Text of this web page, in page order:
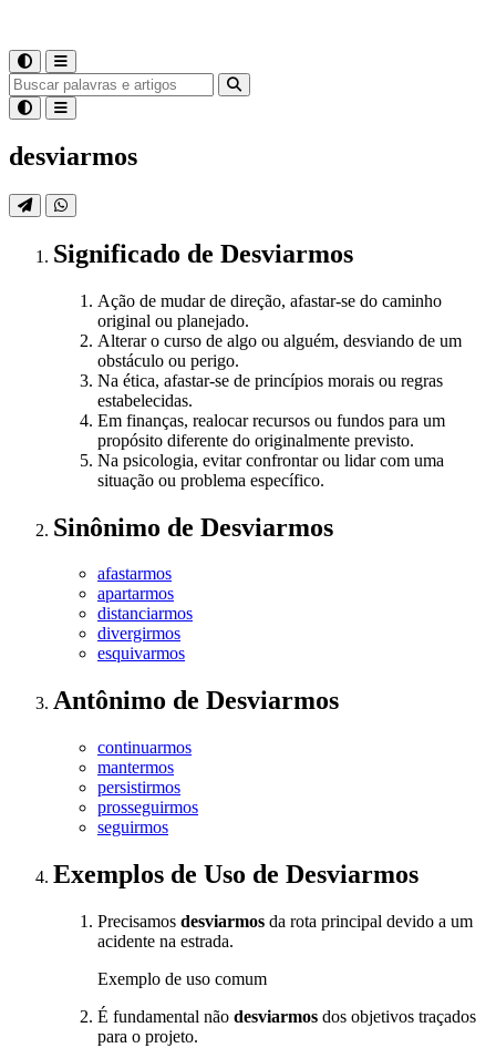
desviarmos
Significado de Desviarmos
Ação de mudar de direção, afastar-se do caminho
original ou planejado.
Alterar o curso de algo ou alguém, desviando de um
obstáculo ou perigo.
Na ética, afastar-se de princípios morais ou regras
estabelecidas.
Em finanças, realocar recursos ou fundos para um
propósito diferente do originalmente previsto.
Na psicologia, evitar confrontar ou lidar com uma
situação ou problema específico.
Sinônimo de Desviarmos
afastarmos
apartarmos
distanciarmos
divergirmos
esquivarmos
Antônimo de Desviarmos
continuarmos
mantermos
persistirmos
prosseguirmos
seguirmos
Exemplos de Uso de Desviarmos
Precisamos desviarmos da rota principal devido a um
acidente na estrada.
Exemplo de uso comum
É fundamental não desviarmos dos objetivos traçados
para o projeto.